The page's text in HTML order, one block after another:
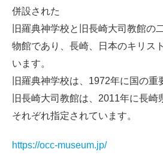
併設された
旧羅典神学校と旧長崎大司教館の
物館であり、長崎、日本のキリス
います。
旧羅典神学校は、1972年に国の重
旧長崎大司教館は、2011年に長
それぞれ指定されています。
https://occ-museum.jp/